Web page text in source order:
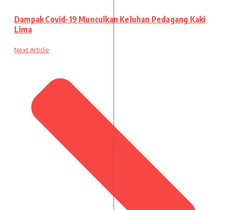
Dampak Covid-19 Munculkan Keluhan Pedagang Kaki
Lima
Next Article